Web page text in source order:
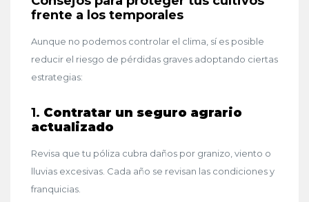
frente a los temporales
Aunque no podemos controlar el clima, sí es posible
reducir el riesgo de pérdidas graves adoptando ciertas
estrategias:
1. Contratar un seguro agrario
actualizado
Revisa que tu póliza cubra daños por granizo, viento o
lluvias excesivas. Cada año se revisan las condiciones y
franquicias.